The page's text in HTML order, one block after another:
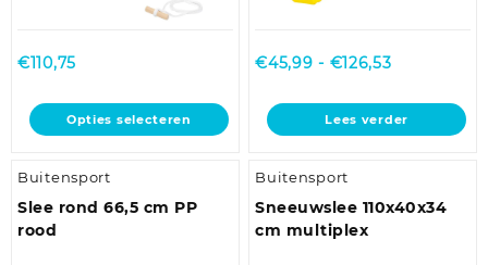
€110,75
Opties selecteren
Dit
product
meerdere
variaties.
Deze
€45,99 - €126,53Prijsklasse:
tot
€126,53
Lees verder
Buitensport
Slee rond 66,5 cm PP
rood
Buitensport
Sneeuwslee 110x40x34
cm multiplex